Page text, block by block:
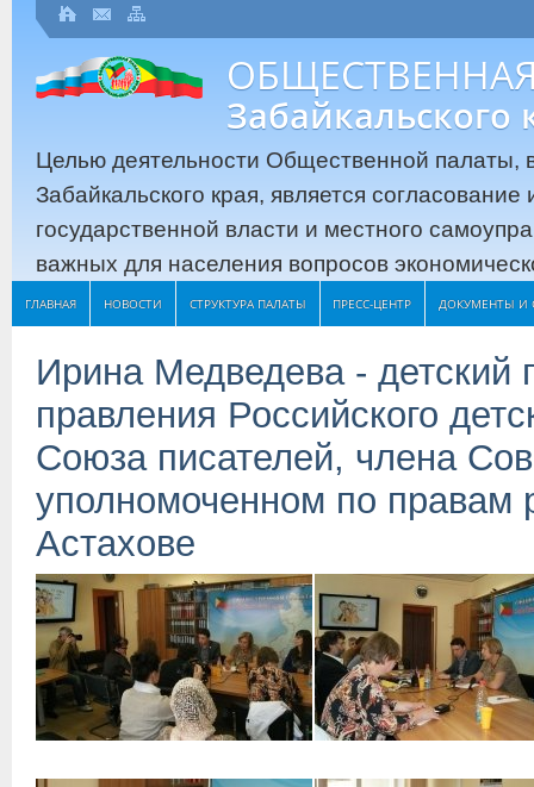
Забайкальского
Целью деятельности Общественной палаты,
Забайкальского края, является
государственной власти и местного
важных для населения вопросов
ГЛАВНАЯ НОВОСТИ СТРУКТУРА ПАЛАТЫ ПРЕСС-ЦЕНТР ДОКУМЕНТЫ И
Ирина Медведева - детский
правления Российского
Союза писателей, члена
уполномоченном по правам
Астахове